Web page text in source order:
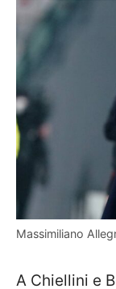
Massimiliano
A Chiellini e